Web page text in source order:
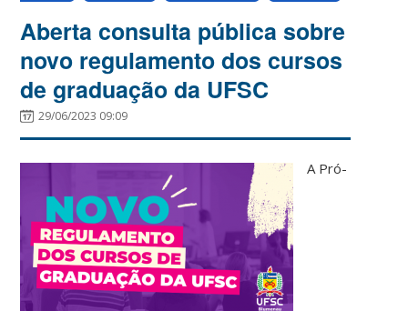
Aberta consulta pública sobre
novo regulamento dos cursos
de graduação da UFSC
29/06/2023 09:09
A Pró-